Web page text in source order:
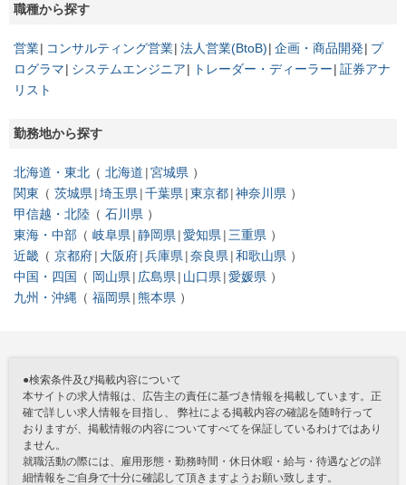
職種から探す
営業 コンサルティング営業 法人営業(BtoB) 企画・商品開発
プ
ログラマ
システムエンジニア トレーダー・ディーラー 証券アナ
リスト
勤務地から探す
北海道・東北 北海道 宮城県
関東
茨城県 埼玉県 千葉県 東京都 神奈川県
甲信越・北陸
石川県
東海・中部
岐阜県 静岡県 愛知県
三重県
近畿
京都府 大阪府 兵庫県 奈良県 和歌山県
中国・四国
岡山県 広島県 山口県 愛媛県
九州・沖縄
福岡県 熊本県
●検索条件及び掲載内容について
本サイトの求人情報は、広告主の責任に基づき情報を掲載しています。正
確で詳しい求人情報を目指し、 弊社による掲載内容の確認を随時行って
おりますが、掲載情報の内容についてすべてを保証しているわけではあり
ません。
就職活動の際には、雇用形態・勤務時間・休日休暇・給与・待遇などの詳
細情報をご自身で十分に確認して頂きますようお願い致します。